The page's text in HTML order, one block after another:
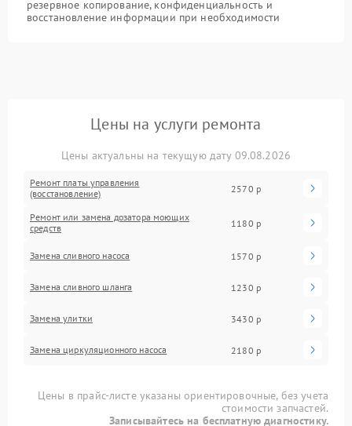
резервное копирование, конфиденциальность и
восстановление информации при необходимости
Цены на услуги ремонта
Цены актуальны на текущую дату 09.08.2026
Ремонт платы управления
(восстановление)
2570 р
Ремонт или замена дозатора моющих
средств
1180 р
Замена сливного насоса 1570 р
Замена сливного шланга 1230 р
Замена улитки 3430 р
Замена циркуляционного насоса 2180 р
Цены в прайс-листе указаны ориентировочные, без учета
стоимости запчастей.
Записывайтесь на бесплатную диагностику.